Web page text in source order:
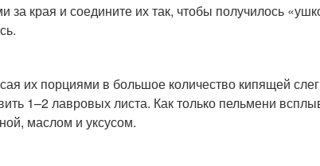
за края и соедините их так, чтобы получилось
их порциями в большое количество кипящей
1–2 лавровых листа. Как только пельмени
маслом и уксусом.